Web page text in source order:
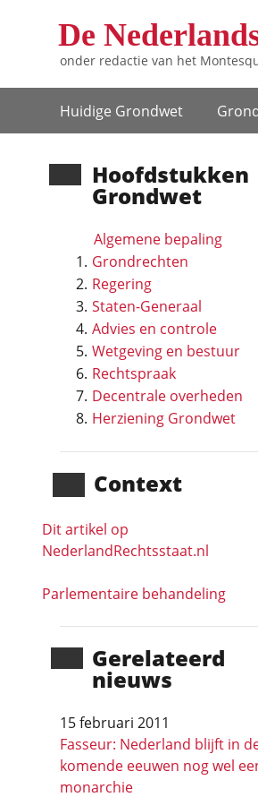
De
onder redactie van het
Hoofdnavigatie
Huidige Grondwet
Hoofd­stukken
Grondwet
Algemene bepaling
Grondrechten
Regering
Staten-Generaal
Advies en controle
Wetgeving en bestuur
Rechtspraak
Decentrale overheden
Herziening Grondwet
Context
Dit artikel op
NederlandRechts­staat.nl
Parlementaire behandeling
Gerela­teerd
nieuws
15 februari 2011
Fasseur: Nederland blijft in
komende eeuwen nog wel
monarchie